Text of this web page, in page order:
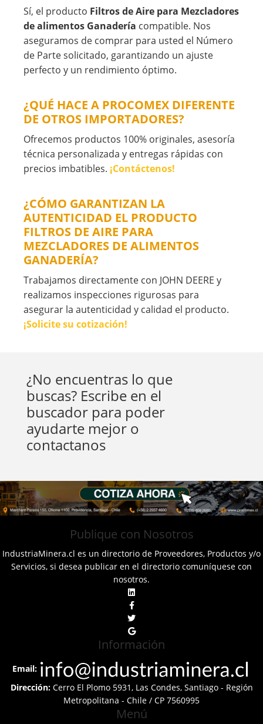
Sí, el producto Filtros de Aire para Mezcladores
de alimentos Ganadería compatible. Nos
aseguramos de comprar para usted el Número
de Parte solicitado, garantizando un ajuste
perfecto y un rendimiento óptimo.
¿QUÉ HACE A PROCOMEX DIFERENTE
DE OTROS IMPORTADORES?
Ofrecemos productos 100% originales, asesoría
técnica personalizada y entregas rápidas con
precios imbatibles. ¡Contáctenos!
¿CÓMO GARANTIZAN LA
AUTENTICIDAD EL PRODUCTO
FILTROS DE AIRE PARA
MEZCLADORES DE ALIMENTOS
GANADERÍA?
Trabajamos directamente con JOHN DEERE y
realizamos inspecciones rigurosas para
asegurar la autenticidad y calidad el producto.
¡Solicite su cotización!
¿No encuentras lo que
buscas? Escribe en el
buscador para poder
ayudarte mejor o
contactanos
Publique con Nosotros
IndustriaMinera.cl es un directorio de Proveedores, Productos y/o
Servicios, si desea publicar en el directorio comuníquese con
nosotros.
Información
Email:
Dirección:Cerro El Plomo 5931, Las Condes, Santiago - Región
Metropolitana - Chile / CP 7560995
Menú